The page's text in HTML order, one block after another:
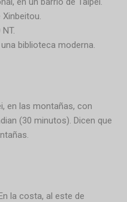
biblioteca moderna.
en las montañas, con
(30 minutos). Dicen que
la costa, al este de